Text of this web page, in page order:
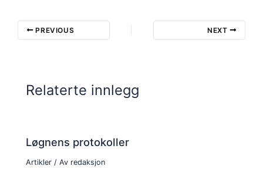
PREVIOUS NEXT
Relaterte innlegg
Løgnens protokoller
Artikler / Av redaksjon